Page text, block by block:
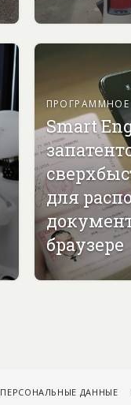
Smart
для
браузере
ПЕРСОНАЛЬНЫЕ ДАННЫЕ